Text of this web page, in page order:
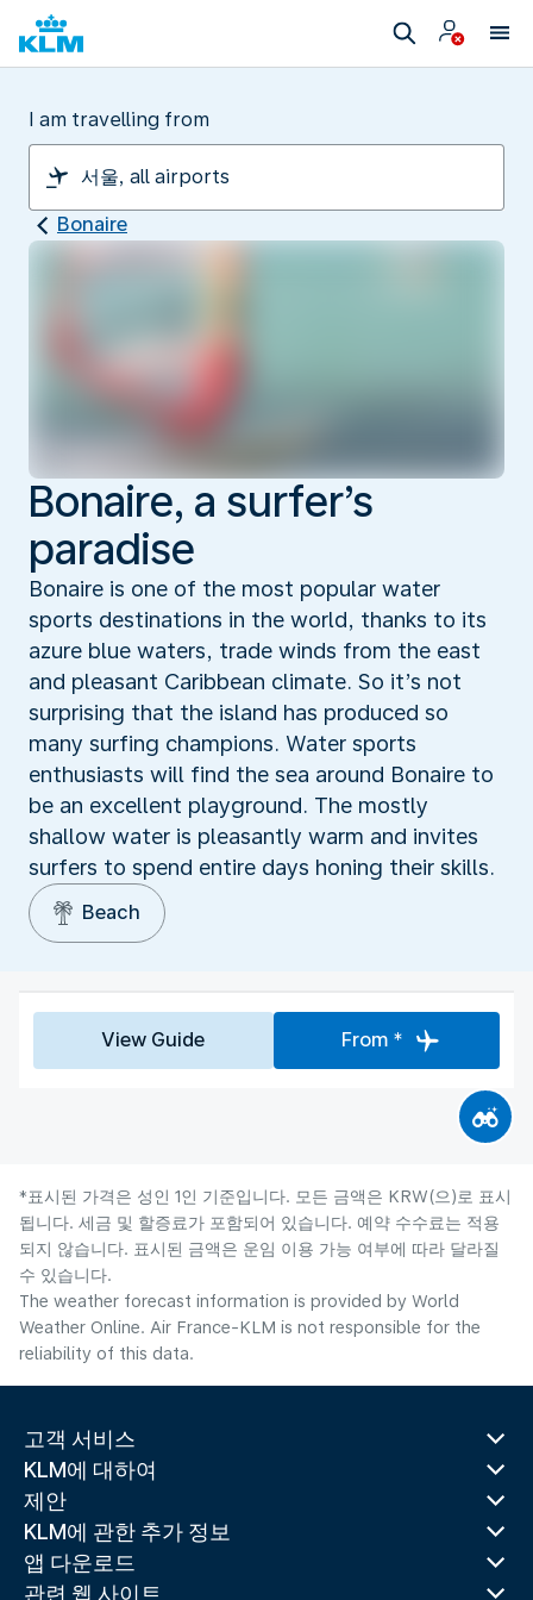
I am travelling from
Bonaire
Bonaire, a surfer’s
paradise
Bonaire is one of the most popular water
sports destinations in the world, thanks to its
azure blue waters, trade winds from the east
and pleasant Caribbean climate. So it’s not
surprising that the island has produced so
many surfing champions. Water sports
enthusiasts will find the sea around Bonaire to
be an excellent playground. The mostly
shallow water is pleasantly warm and invites
surfers to spend entire days honing their skills.
Beach
View Guide From *
*표시된 가격은 성인 1인 기준입니다. 모든 금액은 KRW(으)로 표시
됩니다. 세금 및 할증료가 포함되어 있습니다. 예약 수수료는 적용
되지 않습니다. 표시된 금액은 운임 이용 가능 여부에 따라 달라질
수 있습니다.
The weather forecast information is provided by World
Weather Online. Air France-KLM is not responsible for the
reliability of this data.
고객 서비스
KLM에 대하여
제안
KLM에 관한 추가 정보
앱 다운로드
관련 웹 사이트